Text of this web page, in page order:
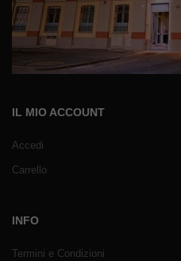
IL MIO ACCOUNT
Accedi
Carrello
INFO
Termini e Condizioni